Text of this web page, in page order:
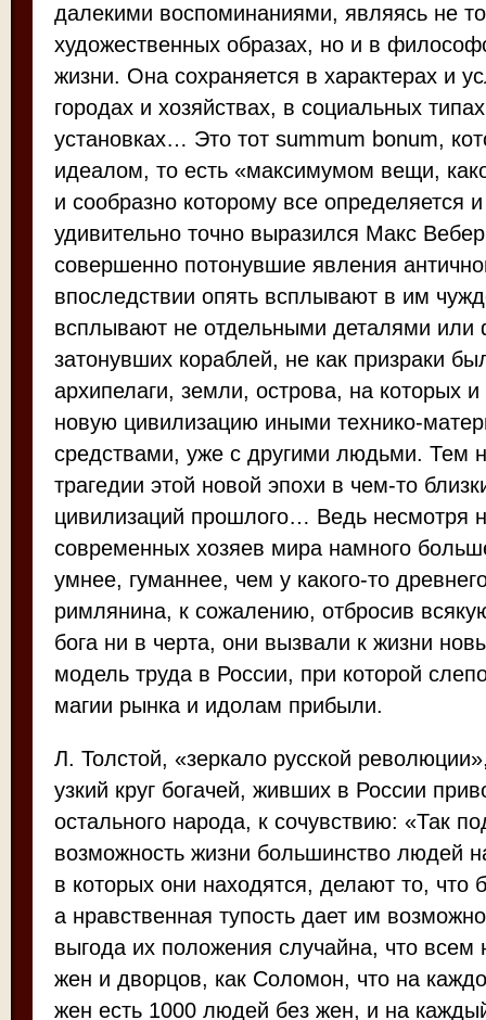
далекими воспоминаниями, являясь не
художественных образах, но и в
жизни. Она сохраняется в характерах и
городах и хозяйствах, в социальных
установках… Это тот summum bonum,
идеалом, то есть «максимумом вещи,
и сообразно которому все определяется
удивительно точно выразился Макс
совершенно потонувшие явления
впоследствии опять всплывают в им
всплывают не отдельными деталями или
затонувших кораблей, не как призраки
архипелаги, земли, острова, на которых
новую цивилизацию иными технико-
средствами, уже с другими людьми. Тем
трагедии этой новой эпохи в чем-то
цивилизаций прошлого… Ведь несмотря
современных хозяев мира намного
умнее, гуманнее, чем у какого-то
римлянина, к сожалению, отбросив
бога ни в черта, они вызвали к жизни
модель труда в России, при которой
магии рынка и идолам прибыли.
Л. Толстой, «зеркало русской
узкий круг богачей, живших в России
остального народа, к сочувствию: «Так
возможность жизни большинство людей
в которых они находятся, делают то,
а нравственная тупость дает им
выгода их положения случайна, что всем
жен и дворцов, как Соломон, что на
жен есть 1000 людей без жен, и на